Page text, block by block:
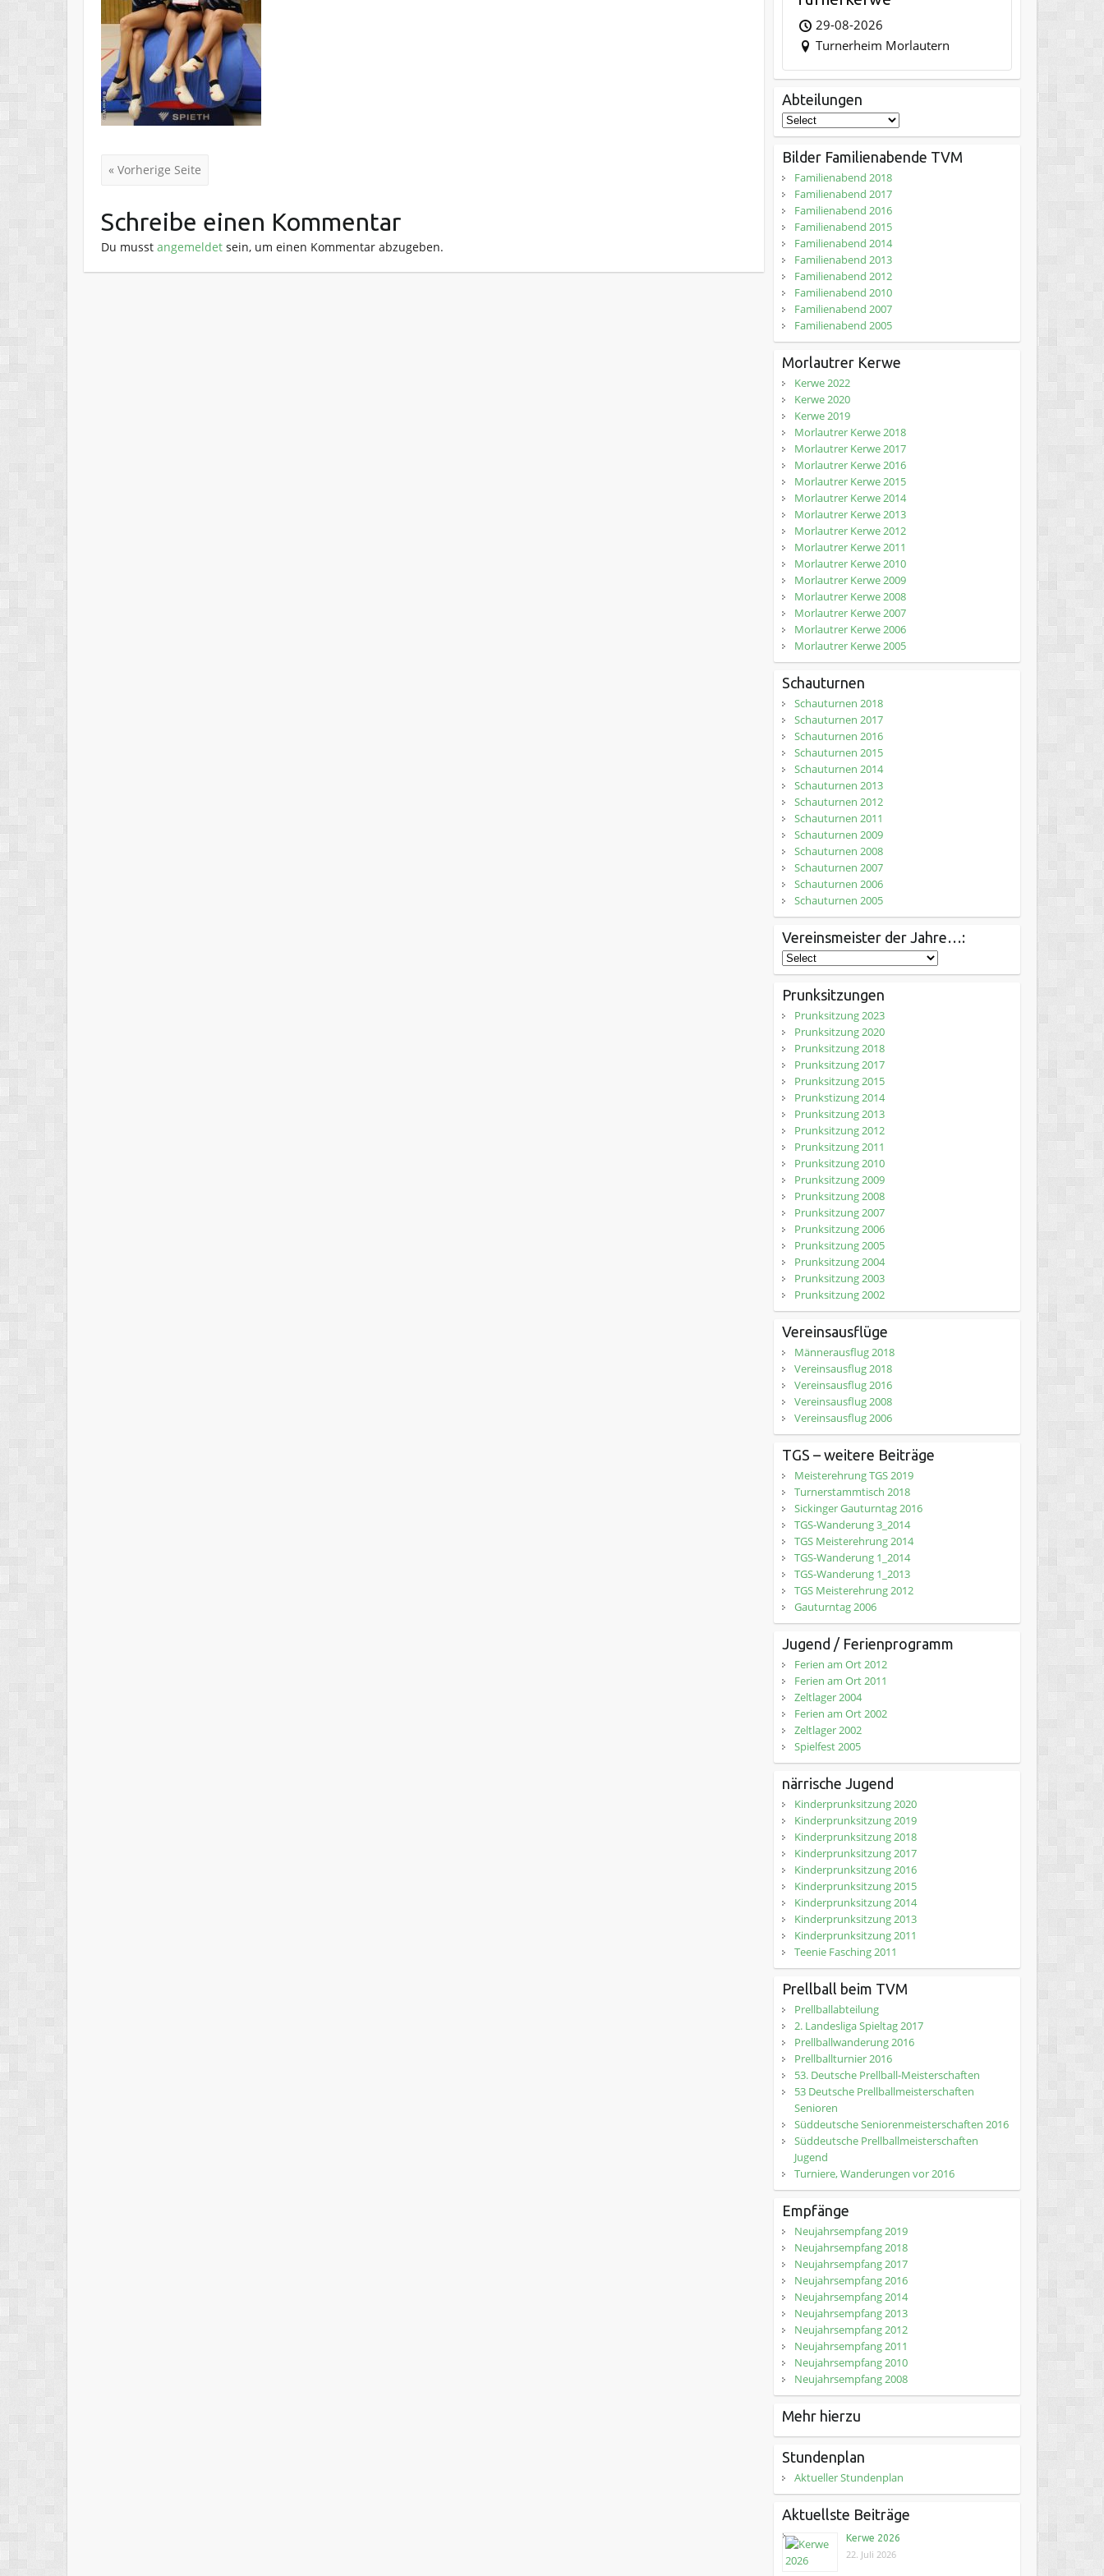
« Vorherige Seite
Schreibe einen Kommentar
Du musst angemeldetsein, um einen Kommentar abzugeben.
29-08-2026
Turnerheim Morlautern
Abteilungen
Bilder Familienabende TVM
Familienabend 2018
Familienabend 2017
Familienabend 2016
Familienabend 2015
Familienabend 2014
Familienabend 2013
Familienabend 2012
Familienabend 2010
Familienabend 2007
Familienabend 2005
Morlautrer Kerwe
Kerwe 2022
Kerwe 2020
Kerwe 2019
Morlautrer Kerwe 2018
Morlautrer Kerwe 2017
Morlautrer Kerwe 2016
Morlautrer Kerwe 2015
Morlautrer Kerwe 2014
Morlautrer Kerwe 2013
Morlautrer Kerwe 2012
Morlautrer Kerwe 2011
Morlautrer Kerwe 2010
Morlautrer Kerwe 2009
Morlautrer Kerwe 2008
Morlautrer Kerwe 2007
Morlautrer Kerwe 2006
Morlautrer Kerwe 2005
Schauturnen
Schauturnen 2018
Schauturnen 2017
Schauturnen 2016
Schauturnen 2015
Schauturnen 2014
Schauturnen 2013
Schauturnen 2012
Schauturnen 2011
Schauturnen 2009
Schauturnen 2008
Schauturnen 2007
Schauturnen 2006
Schauturnen 2005
Vereinsmeister der Jahre…:
Prunksitzungen
Prunksitzung 2023
Prunksitzung 2020
Prunksitzung 2018
Prunksitzung 2017
Prunksitzung 2015
Prunkstizung 2014
Prunksitzung 2013
Prunksitzung 2012
Prunksitzung 2011
Prunksitzung 2010
Prunksitzung 2009
Prunksitzung 2008
Prunksitzung 2007
Prunksitzung 2006
Prunksitzung 2005
Prunksitzung 2004
Prunksitzung 2003
Prunksitzung 2002
Vereinsausflüge
Männerausflug 2018
Vereinsausflug 2018
Vereinsausflug 2016
Vereinsausflug 2008
Vereinsausflug 2006
TGS – weitere Beiträge
Meisterehrung TGS 2019
Turnerstammtisch 2018
Sickinger Gauturntag 2016
TGS-Wanderung 3_2014
TGS Meisterehrung 2014
TGS-Wanderung 1_2014
TGS-Wanderung 1_2013
TGS Meisterehrung 2012
Gauturntag 2006
Jugend / Ferienprogramm
Ferien am Ort 2012
Ferien am Ort 2011
Zeltlager 2004
Ferien am Ort 2002
Zeltlager 2002
Spielfest 2005
närrische Jugend
Kinderprunksitzung 2020
Kinderprunksitzung 2019
Kinderprunksitzung 2018
Kinderprunksitzung 2017
Kinderprunksitzung 2016
Kinderprunksitzung 2015
Kinderprunksitzung 2014
Kinderprunksitzung 2013
Kinderprunksitzung 2011
Teenie Fasching 2011
Prellball beim TVM
Prellballabteilung
2. Landesliga Spieltag 2017
Prellballwanderung 2016
Prellballturnier 2016
53. Deutsche Prellball-Meisterschaften
53 Deutsche Prellballmeisterschaften
Senioren
Süddeutsche Seniorenmeisterschaften 2016
Süddeutsche Prellballmeisterschaften
Jugend
Turniere, Wanderungen vor 2016
Empfänge
Neujahrsempfang 2019
Neujahrsempfang 2018
Neujahrsempfang 2017
Neujahrsempfang 2016
Neujahrsempfang 2014
Neujahrsempfang 2013
Neujahrsempfang 2012
Neujahrsempfang 2011
Neujahrsempfang 2010
Neujahrsempfang 2008
Mehr hierzu
Stundenplan
Aktueller Stundenplan
Aktuellste Beiträge
Kerwe 2026
22. Juli 2026